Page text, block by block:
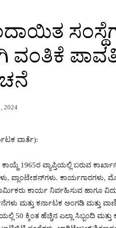
ವಂತಿಕೆ
2024
ವಾರ್ತೆ):
1965ರ ವ್ಯಾಪ್ತಿಯಲ್ಲಿ ಬರುವ
ಪ್ಲಾಂಟೇಶನ್‍ಗಳು. ಕಾರ್ಯಗಾರಗಳು,
ಕಾರ್ಯ ನಿರ್ವಹಿಸುವ ಹಾಗೂ
ಮತ್ತು ಕರ್ನಾಟಕ ಅಂಗಡಿ ಮತ್ತು
50 ಕ್ಕಿಂತ ಹೆಚ್ಚಿನ ಎಲ್ಲಾ ಸಿಬ್ಬಂದಿ ಮತ್ತು